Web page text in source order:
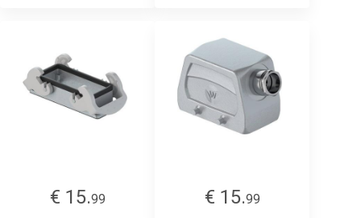
€ 15.99
€ 15.99